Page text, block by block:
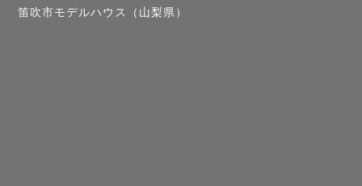
笛吹市モデルハウス（山梨県）